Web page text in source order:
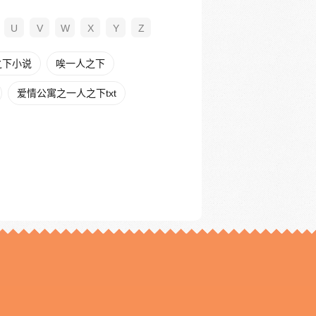
U V W X Y Z
小说 唉一人之下
爱情公寓之一人之下txt